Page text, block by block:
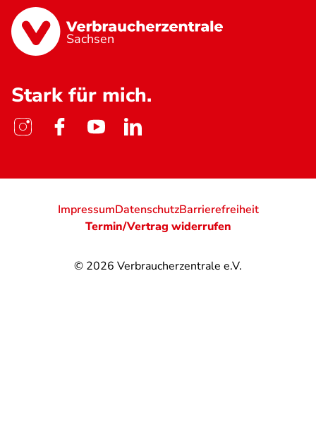
Sachsen
Stark für mich.
© 2026 Verbraucherzentrale e.V.
ImpressumDatenschutzBarrierefreiheit
Termin/Vertrag widerrufen